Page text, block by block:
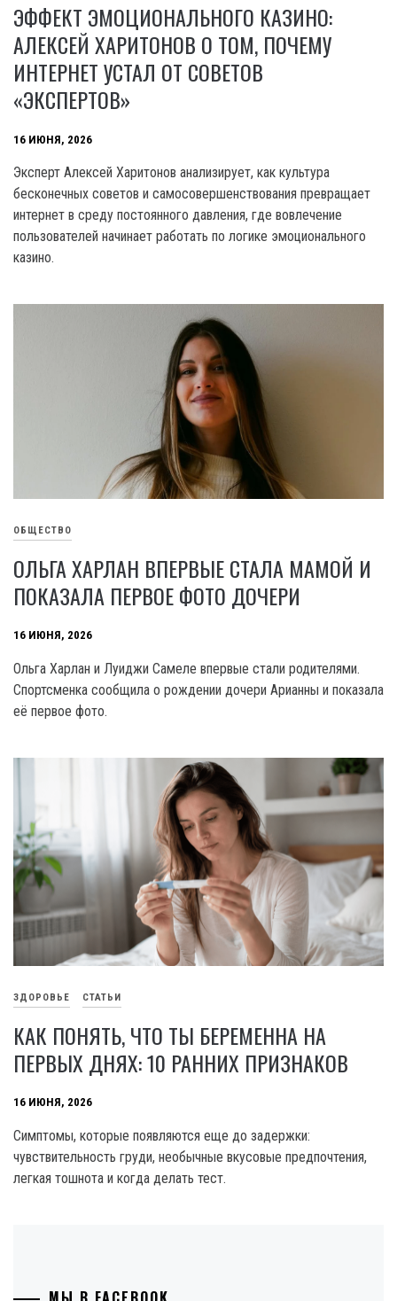
ЭФФЕКТ ЭМОЦИОНАЛЬНОГО КАЗИНО:
АЛЕКСЕЙ ХАРИТОНОВ О ТОМ, ПОЧЕМУ
ИНТЕРНЕТ УСТАЛ ОТ СОВЕТОВ
«ЭКСПЕРТОВ»
16 ИЮНЯ, 2026
Эксперт Алексей Харитонов анализирует, как культура
бесконечных советов и самосовершенствования превращает
интернет в среду постоянного давления, где вовлечение
пользователей начинает работать по логике эмоционального
казино.
ОБЩЕСТВО
ОЛЬГА ХАРЛАН ВПЕРВЫЕ СТАЛА МАМОЙ И
ПОКАЗАЛА ПЕРВОЕ ФОТО ДОЧЕРИ
16 ИЮНЯ, 2026
Ольга Харлан и Луиджи Самеле впервые стали родителями.
Спортсменка сообщила о рождении дочери Арианны и показала
её первое фото.
ЗДОРОВЬЕ СТАТЬИ
КАК ПОНЯТЬ, ЧТО ТЫ БЕРЕМЕННА НА
ПЕРВЫХ ДНЯХ: 10 РАННИХ ПРИЗНАКОВ
16 ИЮНЯ, 2026
Симптомы, которые появляются еще до задержки:
чувствительность груди, необычные вкусовые предпочтения,
легкая тошнота и когда делать тест.